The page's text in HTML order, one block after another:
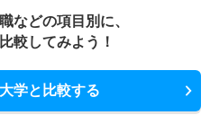
などの項目別に、
較してみよう！
学と比較する